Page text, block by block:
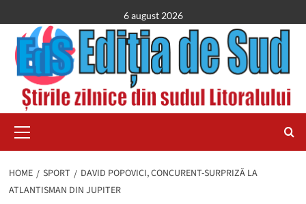
to
content
6 august 2026
Menu
HOME SPORT
DAVID POPOVICI, CONCURENT-SURPRIZĂ LA
ATLANTISMAN DIN JUPITER